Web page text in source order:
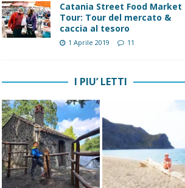
Catania Street Food Market
Tour: Tour del mercato &
caccia al tesoro
1 Aprile 2019 11
I PIU’ LETTI